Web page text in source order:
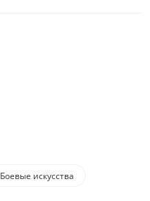
Боевые искусства